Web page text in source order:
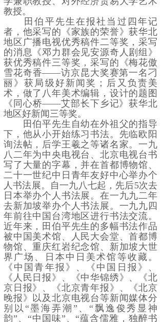
教授。
田伯平先生在报社当过四年记
者，他采写的《家族的荣誉》获华北
地区广播电视优秀稿件二等奖，采写
的消息《邓力群会见安源奇人剧组》
获优秀稿件三等奖，采写的《梅花傲
雪花奇香——访京昆大奖赛第一名刁
丽》获局级好新闻奖；后又负责美
术，做了八年美术编辑，设计的题图
《同心桥——艾部长下乡记》获华北
地区好新闻三等奖。
田伯平先生自幼在外祖父的指导
下，他从小开始练习书法。先临欧阳
询法帖，后学王羲之等诸名家。一九
八二年为中央电视台、北京电视台书
写了大量的字幕，并在首都博物馆、
二十一世纪中日青年友好中心举办个
人书法展。自一九八七起，先后5次去
日本举办个人书法展。在一九九二年
去新加坡举办个人书法展。一九九四
年前往中国台湾地区进行书法交流。
近年来，田伯平先生的多幅书法作品
被中国美术馆、人民大会堂、首都博
物馆、重庆红岩纪念馆、新加坡大世
界广场、日本中日美术馆等收藏。
《中国青年报》、《中国日报》、
《人民日报》、《中华锦绣》、《北
京日报》、《北京青年报》、《北京
晚报》以及北京电视台等新闻媒体分
别以“墨海弄潮”、“飘逸俊秀显神
韵”、“中国味”、“蕴含儒雅，独醉书